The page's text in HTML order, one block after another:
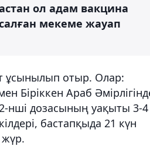
ол адам вакцина
мекеме жауап
ұсынылып отыр. Олар:
Біріккен Араб
нші дозасының уақыты 3-4
бастапқыда 21 күн
жүр.